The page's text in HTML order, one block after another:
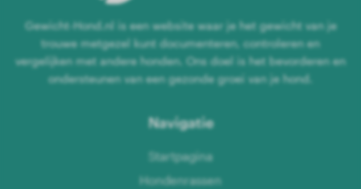
Gewicht-Hond.nl is een website waar je het gewicht van je
trouwe metgezel kunt documenteren, controleren en
vergelijken met andere honden. Ons doel is het bevorderen en
ondersteunen van een gezonde groei van je hond.
Navigatie
Startpagina
Hondenrassen